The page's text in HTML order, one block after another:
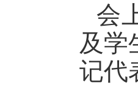
会
及学
记代